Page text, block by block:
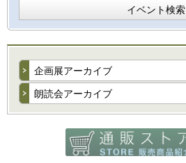
イベント検索
企画展アーカイブ
朗読会アーカイブ